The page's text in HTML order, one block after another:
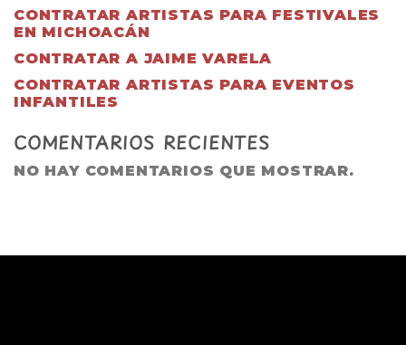
CONTRATAR ARTISTAS PARA FESTIVALES
EN MICHOACÁN
CONTRATAR A JAIME VARELA
CONTRATAR ARTISTAS PARA EVENTOS
INFANTILES
COMENTARIOS RECIENTES
NO HAY COMENTARIOS QUE MOSTRAR.